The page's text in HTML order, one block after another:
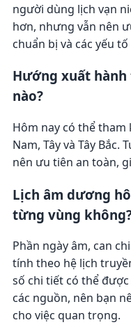
người dùng lịch vạn
hơn, nhưng vẫn nên
chuẩn bị và các yếu
Hướng xuất
nào?
Hôm nay có thể
Nam, Tây và Tây Bắc.
nên ưu tiên an toàn,
Lịch âm dương
từng vùng
Phần ngày âm, can
tính theo hệ lịch
số chi tiết có thể
các nguồn, nên bạn
cho việc quan trọng.